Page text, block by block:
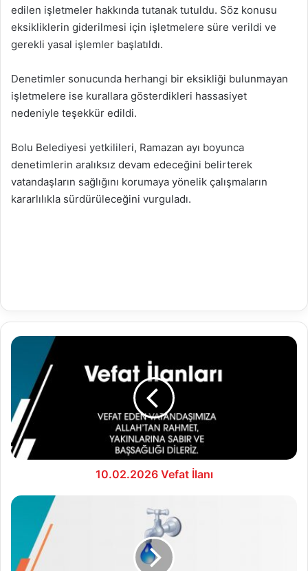
edilen işletmeler hakkında tutanak tutuldu. Söz konusu
eksikliklerin giderilmesi için işletmelere süre verildi ve
gerekli yasal işlemler başlatıldı.
Denetimler sonucunda herhangi bir eksikliği bulunmayan
işletmelere ise kurallara gösterdikleri hassasiyet
nedeniyle teşekkür edildi.
Bolu Belediyesi yetkilileri, Ramazan ayı boyunca
denetimlerin aralıksız devam edeceğini belirterek
vatandaşların sağlığını korumaya yönelik çalışmaların
kararlılıkla sürdürüleceğini vurguladı.
10.02.2026
10.02.2026 Vefat İlanı
10.02.2026
Raporu